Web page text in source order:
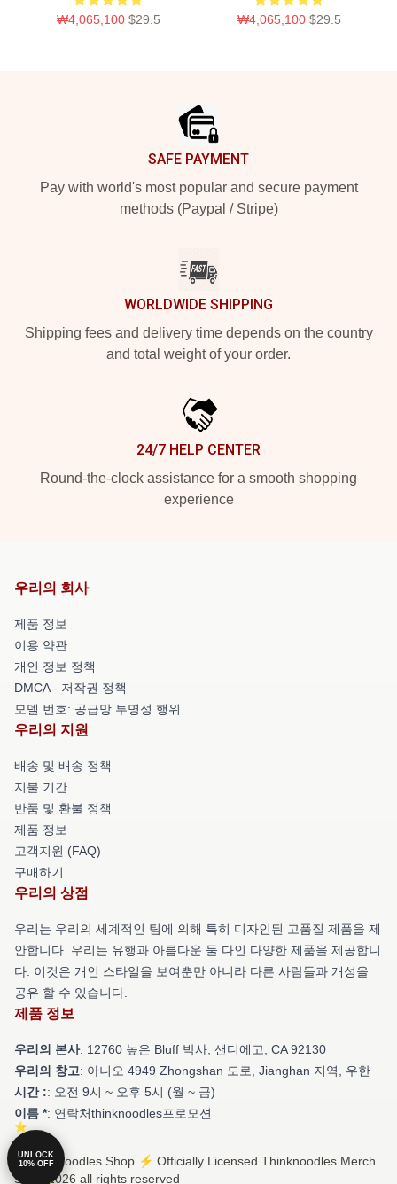
₩4,065,100 $29.5 ₩4,065,100 $29.5
SAFE PAYMENT
Pay with world's most popular and secure payment
methods (Paypal / Stripe)
WORLDWIDE SHIPPING
Shipping fees and delivery time depends on the country
and total weight of your order.
24/7 HELP CENTER
Round-the-clock assistance for a smooth shopping
experience
우리의 회사
제품 정보
이용 약관
개인 정보 정책
DMCA - 저작권 정책
모델 번호: 공급망 투명성 행위
우리의 지원
배송 및 배송 정책
지불 기간
반품 및 환불 정책
제품 정보
고객지원 (FAQ)
구매하기
우리의 상점
우리는 우리의 세계적인 팀에 의해 특히 디자인된 고품질 제품을 제
안합니다. 우리는 유행과 아름다운 둘 다인 다양한 제품을 제공합니
다. 이것은 개인 스타일을 보여뿐만 아니라 다른 사람들과 개성을
공유 할 수 있습니다.
제품 정보
우리의 본사: 12760 높은 Bluff 박사, 샌디에고, CA 92130
우리의 창고: 아니오 4949 Zhongshan 도로, Jianghan 지역, 우한
시간 :: 오전 9시 ~ 오후 5시 (월 ~ 금)
이름 *: 연락처thinknoodles프로모션
© Thinknoodles Shop ⚡️ Officially Licensed Thinknoodles Merch
Store 2026 all rights reserved
UNLOCK
10% OFF